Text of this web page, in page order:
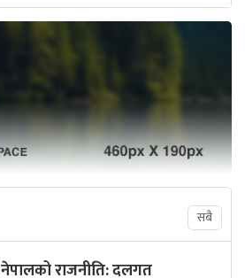
सबै
नेपालको राजनीति: दलगत